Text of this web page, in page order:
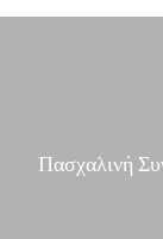
Πασχαλινή